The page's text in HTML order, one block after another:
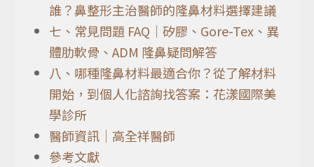
誰？鼻整形主治醫師的隆鼻材料選擇建議
七、常見問題 FAQ｜矽膠、Gore-Tex、異
體肋軟骨、ADM 隆鼻疑問解答
八、哪種隆鼻材料最適合你？從了解材料
開始，到個人化諮詢找答案：花漾國際美
學診所
醫師資訊｜高全祥醫師
參考文獻